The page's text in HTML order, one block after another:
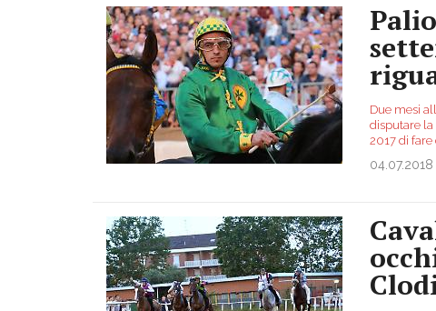
Due mesi
disputare la
2017 di fare
04.07.2018